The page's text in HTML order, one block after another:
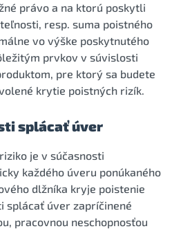
právo a na ktorú poskytli
resp. suma poistného
vo výške poskytnutého
prvkov v súvislosti
pre ktorý sa budete
krytie poistných rizík.
splácať úver
je v súčasnosti
každého úveru ponúkaného
dlžníka kryje poistenie
splácať úver zapríčinené
pracovnou neschopnosťou